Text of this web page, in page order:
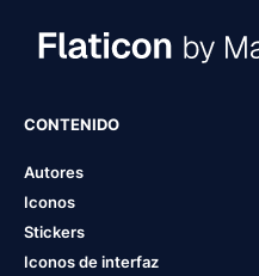
CONTENIDO
Autores
Iconos
Stickers
Iconos de interfaz